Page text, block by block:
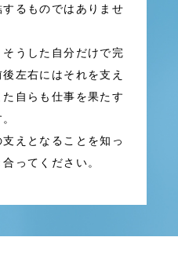
るものではありませ
うした自分だけで完
左右にはそれを支え
自らも仕事を果たす
えとなることを知っ
ってください。